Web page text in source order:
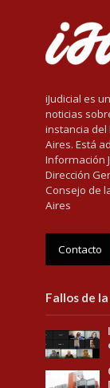
iJudicial es
noticias
instancia del
Aires. Está
Información
Dirección
Consejo de
Aires
Contacto
Fallos de